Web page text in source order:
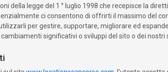
della legge del 1 ° luglio 1998 che recepisce la
ci consentono di offrirti il massimo del
per gestire, supportare, migliorare ed
significativi o sviluppi del sito o dei nostri